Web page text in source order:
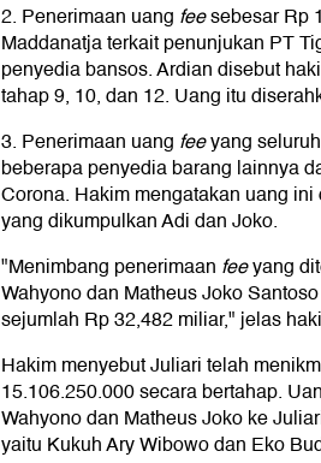
2. Penerimaan uang feesebesar Rp
Maddanatja terkait penunjukan PT
penyedia bansos. Ardian disebut
tahap 9, 10, dan 12. Uang itu
3. Penerimaan uang feeyang
beberapa penyedia barang lainnya
Corona. Hakim mengatakan uang
yang dikumpulkan Adi dan Joko.
"Menimbang penerimaan feeyang
Wahyono dan Matheus Joko
sejumlah Rp 32,482 miliar," jelas
Hakim menyebut Juliari telah
15.106.250.000 secara bertahap.
Wahyono dan Matheus Joko ke
yaitu Kukuh Ary Wibowo dan Eko